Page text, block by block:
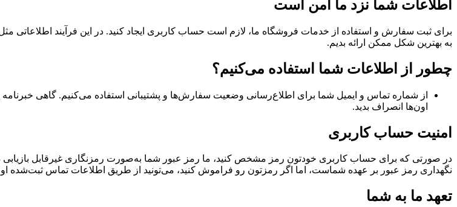
اطلاعات شما نزد ما امن است
برای ثبت سفارش و استفاده از خدمات فروشگاه ما، لازم است حساب کاربری ایجاد کنید. در این فرآیند
به بهترین شکل ممکن ارائه بدیم.
چطور از اطلاعات شما استفاده می‌کنیم؟
از شماره تماس و ایمیل شما برای اطلاع‌رسانی وضعیت سفارش‌ها و پشتیبانی استفاده می‌کنیم. گاهی خبرنامه
اون‌ها انصراف بدید.
امنیت حساب کاربری
در صورتی که برای حساب کاربری خودتون رمز مشخص کنید، ما رمز عبور شما به‌صورت رمزنگاری غیرقابل
نگهداری رمز عبور بر عهده شماست، اما اگر رمزتون رو فراموش کنید، می‌تونید از طریق اطلاعات تماس ثبت‌شده اون
تعهد ما به شما